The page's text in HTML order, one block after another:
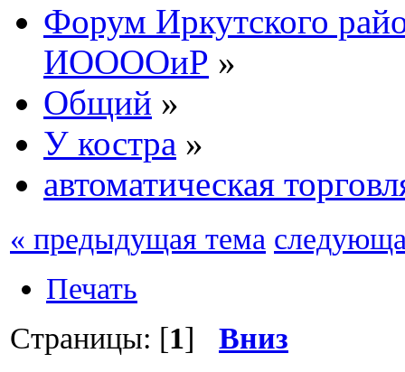
Форум Иркутского
ИООООиР »
Общий »
У костра »
автоматическая
« предыдущая тема
Печать
Страницы: [1] Вниз